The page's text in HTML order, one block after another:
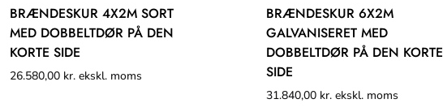
BRÆNDESKUR 4X2M SORT
MED DOBBELTDØR PÅ DEN
KORTE SIDE
26.580,00 kr. ekskl. moms
BRÆNDESKUR 6X2M
GALVANISERET MED
DOBBELTDØR PÅ DEN KORTE
SIDE
31.840,00 kr. ekskl. moms